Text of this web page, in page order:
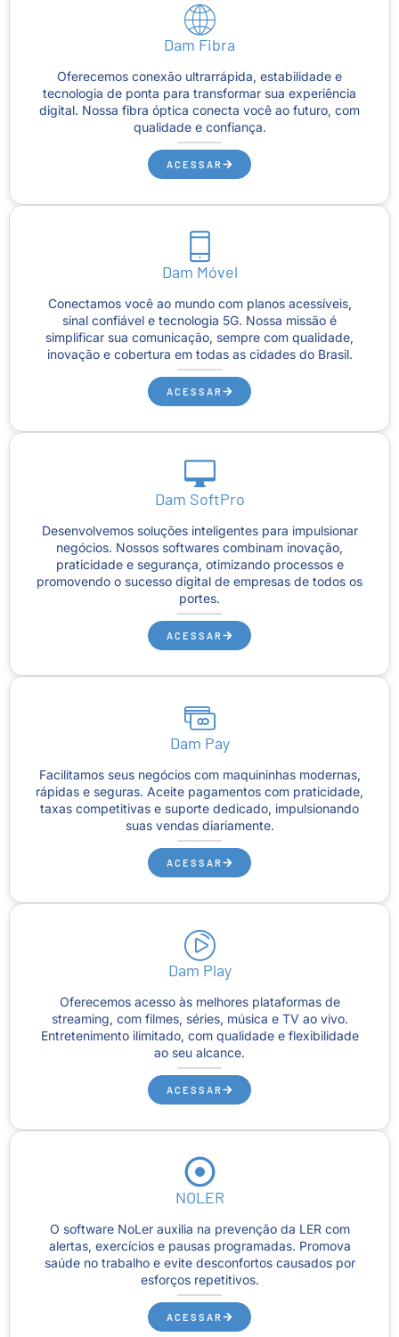
Dam Fibra
Oferecemos conexão ultrarrápida, estabilidade e
tecnologia de ponta para transformar sua experiência
digital. Nossa fibra óptica conecta você ao futuro, com
qualidade e confiança.
ACESSAR
Dam Móvel
Conectamos você ao mundo com planos acessíveis,
sinal confiável e tecnologia 5G. Nossa missão é
simplificar sua comunicação, sempre com qualidade,
inovação e cobertura em todas as cidades do Brasil.
ACESSAR
Dam SoftPro
Desenvolvemos soluções inteligentes para impulsionar
negócios. Nossos softwares combinam inovação,
praticidade e segurança, otimizando processos e
promovendo o sucesso digital de empresas de todos os
portes.
ACESSAR
Dam Pay
Facilitamos seus negócios com maquininhas modernas,
rápidas e seguras. Aceite pagamentos com praticidade,
taxas competitivas e suporte dedicado, impulsionando
suas vendas diariamente.
ACESSAR
Dam Play
Oferecemos acesso às melhores plataformas de
streaming, com filmes, séries, música e TV ao vivo.
Entretenimento ilimitado, com qualidade e flexibilidade
ao seu alcance.
ACESSAR
NOLER
O software NoLer auxilia na prevenção da LER com
alertas, exercícios e pausas programadas. Promova
saúde no trabalho e evite desconfortos causados por
esforços repetitivos.
ACESSAR